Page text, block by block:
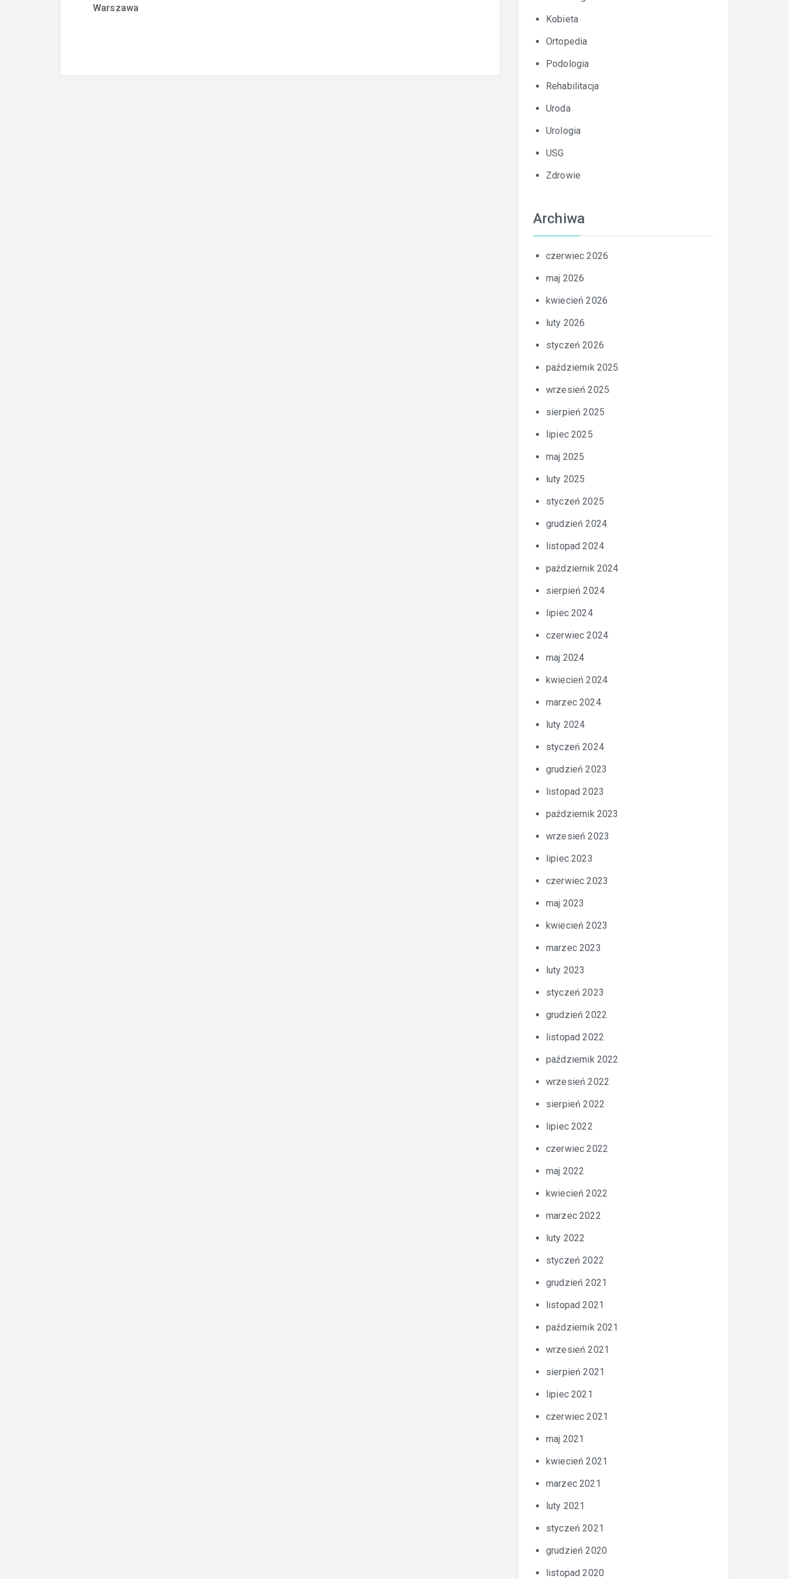
Warszawa
Kobieta
Ortopedia
Podologia
Rehabilitacja
Uroda
Urologia
USG
Zdrowie
Archiwa
czerwiec 2026
maj 2026
kwiecień 2026
luty 2026
styczeń 2026
październik 2025
wrzesień 2025
sierpień 2025
lipiec 2025
maj 2025
luty 2025
styczeń 2025
grudzień 2024
listopad 2024
październik 2024
sierpień 2024
lipiec 2024
czerwiec 2024
maj 2024
kwiecień 2024
marzec 2024
luty 2024
styczeń 2024
grudzień 2023
listopad 2023
październik 2023
wrzesień 2023
lipiec 2023
czerwiec 2023
maj 2023
kwiecień 2023
marzec 2023
luty 2023
styczeń 2023
grudzień 2022
listopad 2022
październik 2022
wrzesień 2022
sierpień 2022
lipiec 2022
czerwiec 2022
maj 2022
kwiecień 2022
marzec 2022
luty 2022
styczeń 2022
grudzień 2021
listopad 2021
październik 2021
wrzesień 2021
sierpień 2021
lipiec 2021
czerwiec 2021
maj 2021
kwiecień 2021
marzec 2021
luty 2021
styczeń 2021
grudzień 2020
listopad 2020